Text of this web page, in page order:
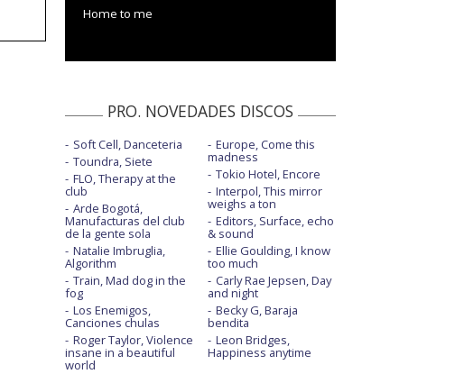
Home to me
PRO. NOVEDADES DISCOS
Soft Cell, Danceteria
Toundra, Siete
FLO, Therapy at the
club
Arde Bogotá,
Manufacturas del club
de la gente sola
Natalie Imbruglia,
Algorithm
Train, Mad dog in the
fog
Los Enemigos,
Canciones chulas
Roger Taylor, Violence
insane in a beautiful
world
Europe, Come this
madness
Tokio Hotel, Encore
Interpol, This mirror
weighs a ton
Editors, Surface, echo
& sound
Ellie Goulding, I know
too much
Carly Rae Jepsen, Day
and night
Becky G, Baraja
bendita
Leon Bridges,
Happiness anytime